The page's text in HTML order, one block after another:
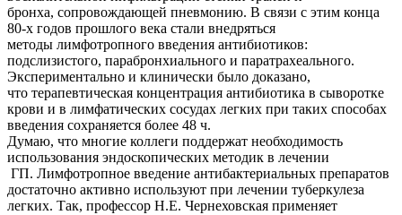
бронха, сопровождающей пневмонию. В связи с этим конца
80-х годов прошлого века стали внедряться
методы лимфотропного введения антибиотиков:
подслизистого, парабронхиального и паратрахеального.
Экспериментально и клинически было доказано,
что терапевтическая концентрация антибиотика в сыворотке
крови и в лимфатических сосудах легких при таких способах
введения сохраняется более 48 ч.
Думаю, что многие коллеги поддержат необходимость
использования эндоскопических методик в лечении
ГП. Лимфотропное введение антибактериальных препаратов
достаточно активно используют при лечении туберкулеза
легких. Так, профессор Н.Е. Чернеховская применяет